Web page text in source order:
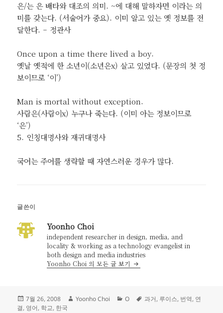
은/는 은 배타와 대조의 의미. ~에 대해 말하자면 이라는 의
미를 갖는다. (서술어가 중요). 이미 알고 있는 옛 정보를 전
달한다. – 정관사
Once upon a time there lived a boy.
옛날 옛적에 한 소년이(소년은x) 살고 있었다. (문장의 첫 정
보이므로 ‘이’)
Man is mortal without exception.
사람은(사람이x) 누구나 죽는다. (이미 아는 정보이므로
‘은’)
5. 인칭대명사와 재귀대명사
국어는 주어를 생략할 때 자연스러운 경우가 많다.
글쓴이
Yoonho Choi
independent researcher in design, media, and
locality & working as a technology evangelist in
both design and media industries
Yoonho Choi 의 모든 글 보기
작
성
7월 26, 2008
글
Yoonho Choi
카
O
태
과거, 루이스, 번역, 연
결, 영어, 학교, 한국